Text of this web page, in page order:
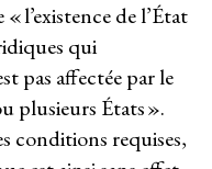
l’existence de l’État
qui
pas affectée par le
plusieurs États ».
conditions requises,